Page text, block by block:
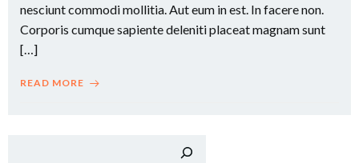
nesciunt commodi mollitia. Aut eum in est. In facere non.
Corporis cumque sapiente deleniti placeat magnam sunt
[…]
READ MORE